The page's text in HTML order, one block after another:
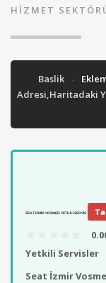
HIZMET
Baslik
Adresi,Haritadaki
SEAT İZMIR VOSMER YETKILI SERVIS
Yetkili Servisler
Seat İzmir